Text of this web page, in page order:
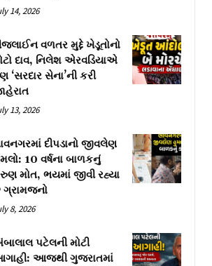
14, 2026
વળતર મુદ્દે ખેડૂતોનો
દાવ, નિલેશ એરવડિયાએ
‘સરદાર સેના’ની કરી
13, 2026
દીપડાનો જીવલેણ
10 વર્ષના બાળકનું
મોત, ભયમાં જીવી રહ્યા
8, 2026
પટેલની મોટી
આજથી ગુજરાતમાં